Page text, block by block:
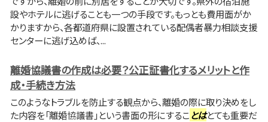
設やホテルに逃げることも一つの手段です。もっとも費用面がか
かりますから、各都道府県に設置されている配偶者暴力相談支援
センターに逃げ込めば、...
離婚協議書の作成は必要？公正証書化するメリットと作
成・手続き方法
このようなトラブルを防止する観点から、離婚の際に取り決めをし
た内容を「離婚協議書」という書面の形にすることはとても重要だ